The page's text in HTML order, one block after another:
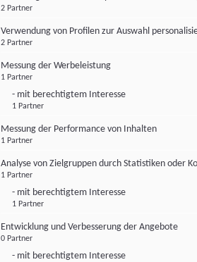
2 Partner
Verwendung von Profilen zur Auswahl
2 Partner
Messung der Werbeleistung
1 Partner
- mit berechtigtem Interesse
1 Partner
Messung der Performance von Inhalten
1 Partner
Analyse von Zielgruppen durch Statistiken oder
1 Partner
- mit berechtigtem Interesse
1 Partner
Entwicklung und Verbesserung der Angebote
0 Partner
- mit berechtigtem Interesse